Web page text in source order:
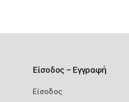
Είσοδος – Εγγραφή
Είσοδος